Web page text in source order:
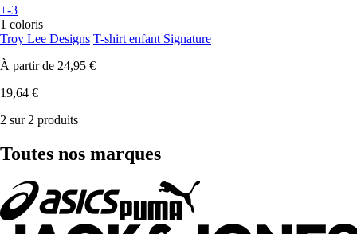
+-3
1 coloris
Troy Lee Designs T-shirt enfant Signature
À partir de 24,95 €
19,64 €
2 sur 2 produits
Toutes nos marques